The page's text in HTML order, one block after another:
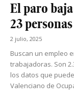
El paro
23 personas
2 julio, 2025
Buscan un empleo
trabajadoras. Son
los datos que
Valenciano de